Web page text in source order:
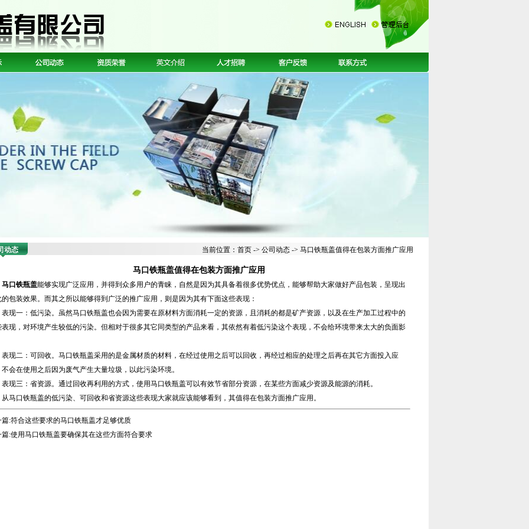
动态 当前位置： 首页-> 公司动态-> 马口铁瓶盖值得在包装方面推广应用
马口铁瓶盖值得在包装方面推广应用
马口铁瓶盖能够实现广泛应用，并得到众多用户的青睐，自然是因为其具备着很多优势优点，能够帮助大家做好产品包装，呈现出
包装效果。而其之所以能够得到广泛的推广应用，则是因为其有下面这些表现：
一：低污染。虽然马口铁瓶盖也会因为需要在原材料方面消耗一定的资源，且消耗的都是矿产资源，以及在生产加工过程中的
表现，对环境产生较低的污染。但相对于很多其它同类型的产品来看，其依然有着低污染这个表现，不会给环境带来太大的负面影
二：可回收。马口铁瓶盖采用的是金属材质的材料，在经过使用之后可以回收，再经过相应的处理之后再在其它方面投入应
会在使用之后因为废气产生大量垃圾，以此污染环境。
三：省资源。通过回收再利用的方式，使用马口铁瓶盖可以有效节省部分资源，在某些方面减少资源及能源的消耗。
口铁瓶盖的低污染、可回收和省资源这些表现大家就应该能够看到，其值得在包装方面推广应用。
篇:符合这些要求的马口铁瓶盖才足够优质
篇:使用马口铁瓶盖要确保其在这些方面符合要求